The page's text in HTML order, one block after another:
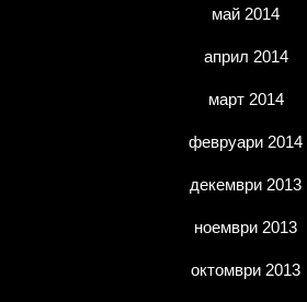
май 2014
април 2014
март 2014
февруари 2014
декември 2013
ноември 2013
октомври 2013